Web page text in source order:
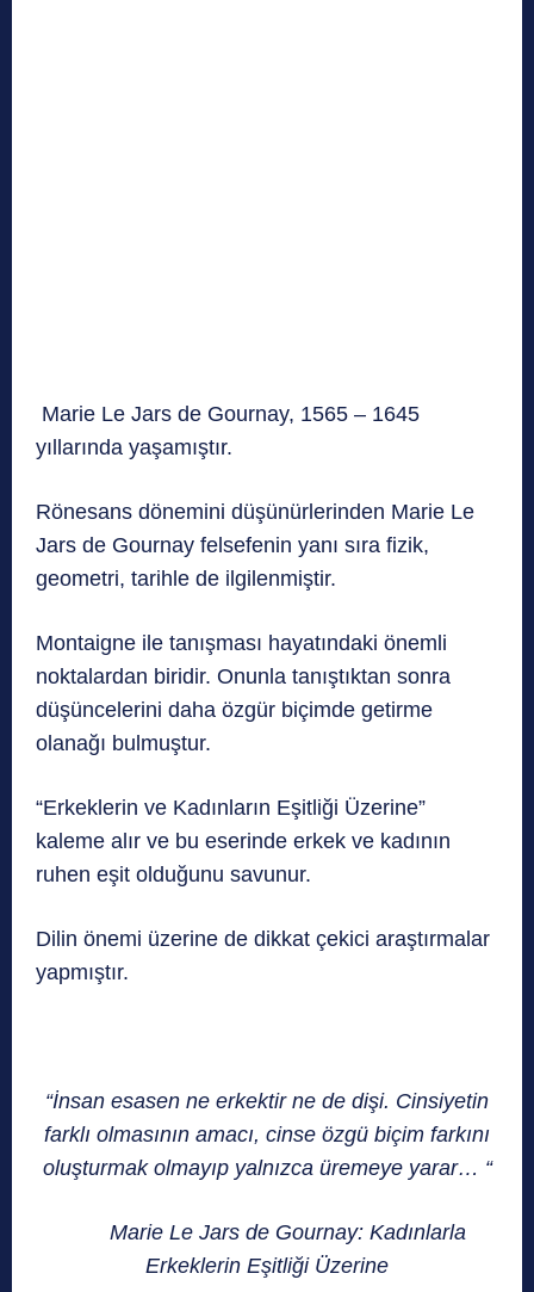
Marie Le Jars de Gournay, 1565 – 1645
yıllarında yaşamıştır.
Rönesans dönemini düşünürlerinden Marie Le
Jars de Gournay felsefenin yanı sıra fizik,
geometri, tarihle de ilgilenmiştir.
Montaigne ile tanışması hayatındaki önemli
noktalardan biridir. Onunla tanıştıktan sonra
düşüncelerini daha özgür biçimde getirme
olanağı bulmuştur.
“Erkeklerin ve Kadınların Eşitliği Üzerine”
kaleme alır ve bu eserinde erkek ve kadının
ruhen eşit olduğunu savunur.
Dilin önemi üzerine de dikkat çekici araştırmalar
yapmıştır.
“İnsan esasen ne erkektir ne de dişi. Cinsiyetin
farklı olmasının amacı, cinse özgü biçim farkını
oluşturmak olmayıp yalnızca üremeye yarar… “
Marie Le Jars de Gournay: Kadınlarla
Erkeklerin Eşitliği Üzerine